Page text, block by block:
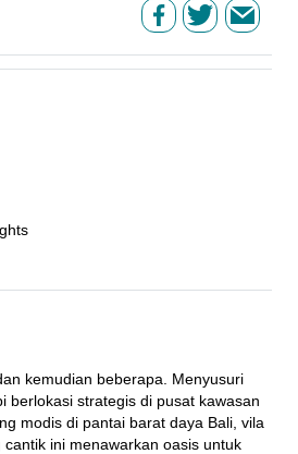
kemudian beberapa. Menyusuri
berlokasi strategis di pusat kawasan
modis di pantai barat daya Bali, vila
ini menawarkan oasis untuk